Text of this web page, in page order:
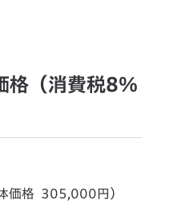
格（消費税8％
価格 305,000円）